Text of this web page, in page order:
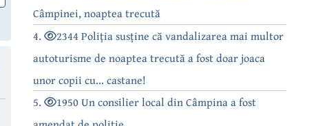
Câmpinei, noaptea trecută
4.
2344 Poliția susține că vandalizarea mai multor
autoturisme de noaptea trecută a fost doar joaca
unor copii cu... castane!
5.
1950 Un consilier local din Câmpina a fost